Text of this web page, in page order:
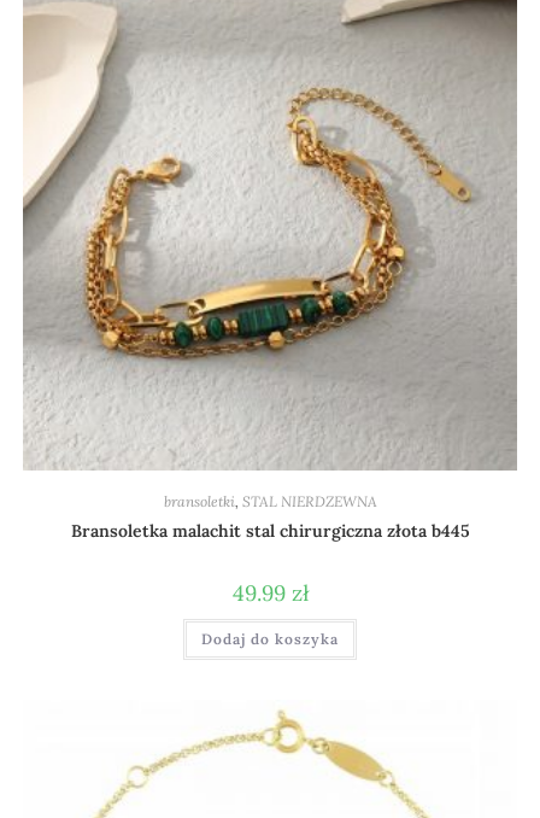
bransoletki, STAL NIERDZEWNA
Bransoletka malachit stal chirurgiczna złota b445
49.99 zł
Dodaj do koszyka